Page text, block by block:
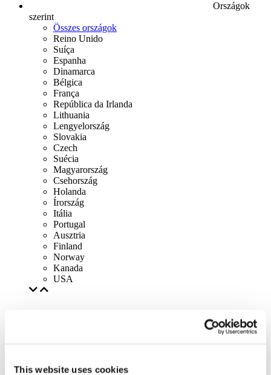
This website uses cookies
Országok
szerint
Összes országok
Reino Unido
Suíça
Espanha
Dinamarca
Bélgica
França
República da Irlanda
Lithuania
Lengyelország
Slovakia
Czech
Suécia
Magyarország
Csehország
Holanda
Írország
Itália
Portugal
Ausztria
Finland
Norway
Kanada
USA